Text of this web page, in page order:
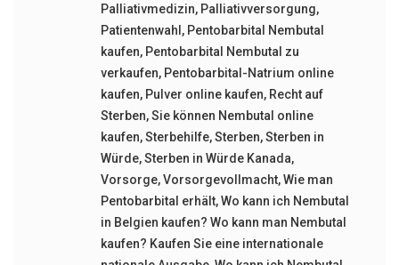
Palliativmedizin, Palliativversorgung,
Patientenwahl , Pentobarbital Nembutal
kaufen, Pentobarbital Nembutal zu
verkaufen, Pentobarbital-Natrium online
kaufen, Pulver online kaufen, Recht auf
Sterben,Sie können Nembutal online
kaufen,Sterbehilfe,Sterben,Sterben in
Würde,Sterben in Würde Kanada,
Vorsorge,Vorsorgevollmacht,Wie man
Pentobarbital erhält,Wo kann ich Nembutal
in Belgien kaufen? Wo kann man Nembutal
kaufen? Kaufen Sie eine internationale